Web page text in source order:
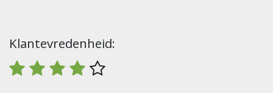
Klantevredenheid: